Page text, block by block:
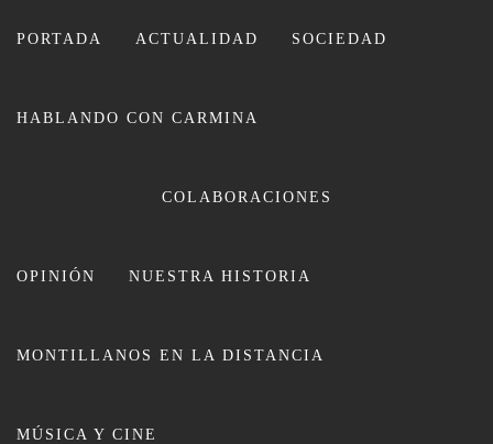
PORTADA ACTUALIDAD SOCIEDAD
HABLANDO CON CARMINA
COLABORACIONES
OPINIÓN NUESTRA HISTORIA
MONTILLANOS EN LA DISTANCIA
MÚSICA Y CINE
CARMINA LEIVA
Entrevista: Francisco de Asís, una